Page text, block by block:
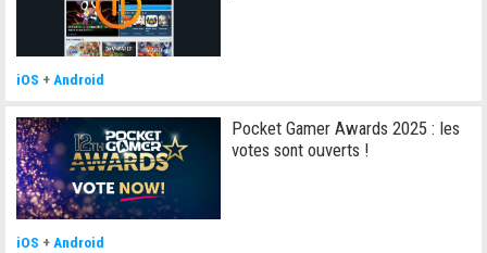
iOS +Android
Pocket Gamer Awards 2025 : les
votes sont ouverts !
iOS +Android